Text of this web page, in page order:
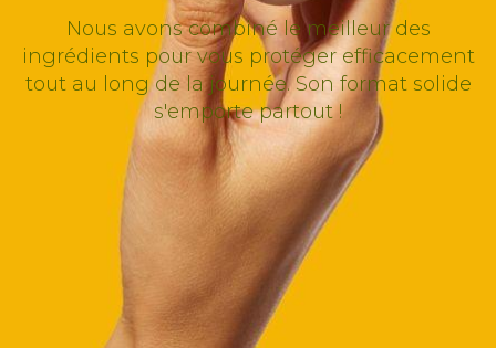
Nous avons combiné le meilleur des
ingrédients pour vous protéger efficacement
tout au long de la journée. Son format solide
s'emporte partout !